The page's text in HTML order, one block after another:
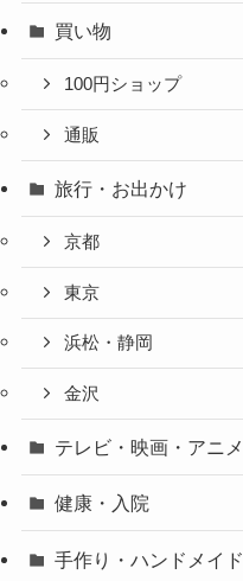
買い物
100円ショップ
通販
旅行・お出かけ
京都
東京
浜松・静岡
金沢
テレビ・映画・アニメ
健康・入院
手作り・ハンドメイド